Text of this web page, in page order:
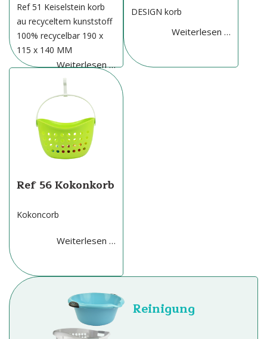
Ref 51 Keiselstein korb
au recyceltem kunststoff
100% recycelbar 190 x
115 x 140 MM
Weiterlesen …
DESIGN korb
Weiterlesen …
Ref 56 Kokonkorb
Kokoncorb
Weiterlesen …
Reinigung